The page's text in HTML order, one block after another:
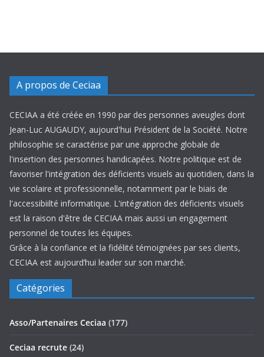
A propos de Ceciaa
CECIAA a été créée en 1990 par des personnes aveugles dont
Jean-Luc AUGAUDY, aujourd'hui Président de la Société. Notre
philosophie se caractérise par une approche globale de
l'insertion des personnes handicapées. Notre politique est de
favoriser l'intégration des déficients visuels au quotidien, dans la
vie scolaire et professionnelle, notamment par le biais de
l'accessibiilté informatique. L'intégration des déficients visuels
est la raison d'être de CECIAA mais aussi un engagement
personnel de toutes les équipes.
Grâce à la confiance et la fidélité témoignées par ses clients,
CECIAA est aujourd’hui leader sur son marché.
Catégories
Asso/Partenaires Ceciaa (177)
Ceciaa recrute (24)